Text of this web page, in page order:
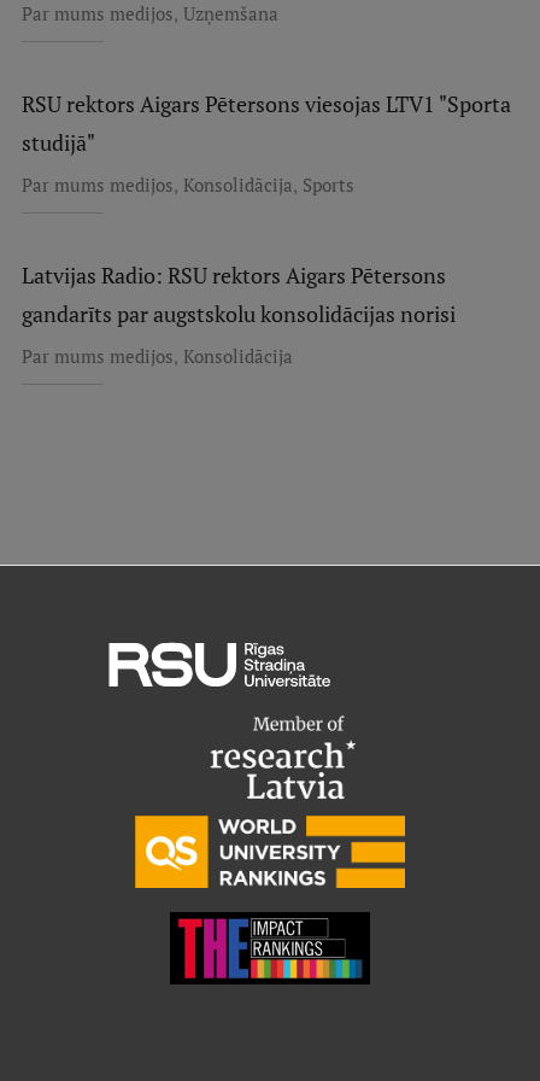
Par mums medijos, Uzņemšana
RSU rektors Aigars Pētersons viesojas LTV1 "Sporta
studijā"
Par mums medijos, Konsolidācija, Sports
Latvijas Radio: RSU rektors Aigars Pētersons
gandarīts par augstskolu konsolidācijas norisi
Par mums medijos, Konsolidācija